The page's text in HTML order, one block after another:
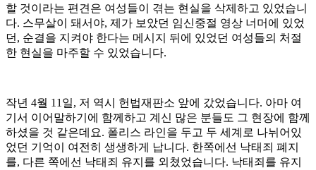
할 것이라는 편견은 여성들이 겪는 현실을 삭제하고 있었습니
다. 스무살이 돼서야, 제가 보았던 임신중절 영상 너머에 있었
던, 순결을 지켜야 한다는 메시지 뒤에 있었던 여성들의 처절
한 현실을 마주할 수 있었습니다.
작년 4월 11일, 저 역시 헌법재판소 앞에 갔었습니다. 아마 여
기서 이어말하기에 함께하고 계신 많은 분들도 그 현장에 함께
하셨을 것 같은데요. 폴리스 라인을 두고 두 세계로 나뉘어있
었던 기억이 여전히 생생하게 납니다. 한쪽에선 낙태죄 폐지
를, 다른 쪽에선 낙태죄 유지를 외쳤었습니다. 낙태죄를 유지